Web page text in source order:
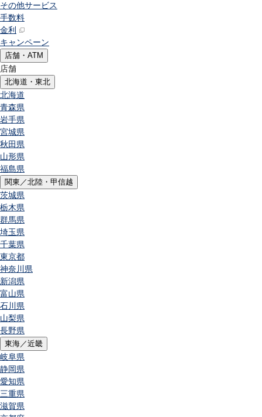
その他サービス
手数料
金利
キャンペーン
店舗・ATM
店舗
北海道・東北
北海道
青森県
岩手県
宮城県
秋田県
山形県
福島県
関東／北陸・甲信越
茨城県
栃木県
群馬県
埼玉県
千葉県
東京都
神奈川県
新潟県
富山県
石川県
山梨県
長野県
東海／近畿
岐阜県
静岡県
愛知県
三重県
滋賀県